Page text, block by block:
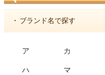
・ ブランド名で探す
ア カ
ハ マ